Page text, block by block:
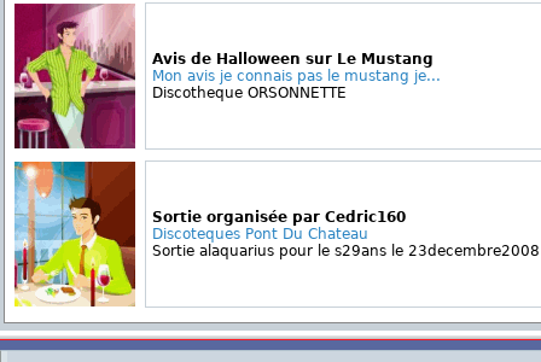
Avis de Halloween sur Le Mustang
Mon avis je connais pas le mustang je...
Discotheque ORSONNETTE
Sortie organisée par Cedric160
Discoteques Pont Du Chateau
Sortie alaquarius pour le s29ans le